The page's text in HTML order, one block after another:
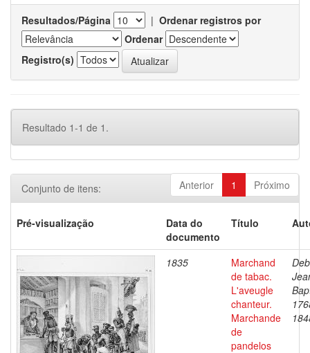
Resultados/Página | Ordenar registros por
Ordenar
Registro(s)
Resultado 1-1 de 1.
Anterior 1 Próximo
Conjunto de itens:
Pré-visualização
Data do
documento
Título
1835
Marchand
de tabac.
L'aveugle
chanteur.
Marchande
de
pandelos